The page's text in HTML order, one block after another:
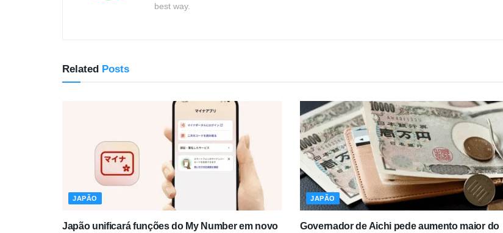
best way.
Related Posts
JAPÃO
Japão unificará funções do My Number em novo
JAPÃO
Governador de Aichi pede aumento maior do